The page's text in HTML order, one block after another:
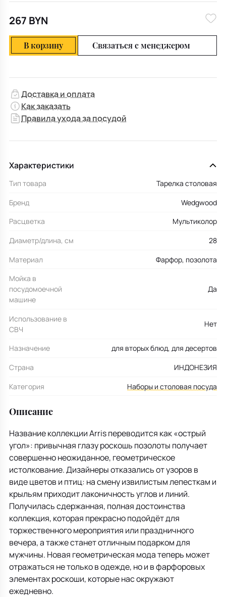
267 BYN
В корзину Связаться с менеджером
Доставка и оплата
Как заказать
Правила ухода за посудой
Характеристики
Тип товара
Тарелка столовая
Бренд
Wedgwood
Расцветка
Мультиколор
Диаметр/длина, см
28
Материал
Фарфор, позолота
Мойка в
посудомоечной
машине
Да
Использование в
СВЧ
Нет
Назначение
для вторых блюд, для десертов
Страна
ИНДОНЕЗИЯ
Категория
Наборы и столовая посуда
Описание
Название коллекции Arris переводится как «острый
угол»: привычная глазу роскошь позолоты получает
совершенно неожиданное, геометрическое
истолкование. Дизайнеры отказались от узоров в
виде цветов и птиц: на смену извилистым лепесткам и
крыльям приходит лаконичность углов и линий.
Получилась сдержанная, полная достоинства
коллекция, которая прекрасно подойдёт для
торжественного мероприятия или праздничного
вечера, а также станет отличным подарком для
мужчины. Новая геометрическая мода теперь может
отражаться не только в одежде, но и в фарфоровых
элементах роскоши, которые нас окружают
ежедневно.